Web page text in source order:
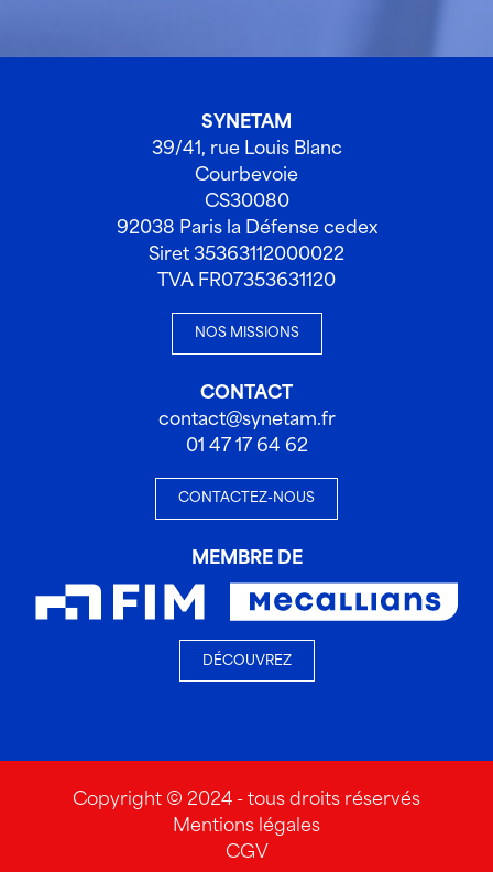
SYNETAM
39/41, rue Louis Blanc
Courbevoie
CS30080
92038 Paris la Défense cedex
Siret 35363112000022
TVA FR07353631120
NOS MISSIONS
CONTACT
contact@synetam.fr
01 47 17 64 62
CONTACTEZ-NOUS
MEMBRE DE
DÉCOUVREZ
Copyright © 2024 - tous droits réservés
Mentions légales
CGV